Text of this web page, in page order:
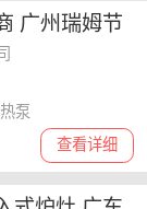
广州瑞姆节
查看详细
泵